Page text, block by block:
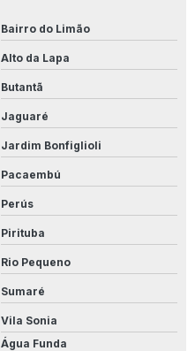
Bairro do Limão
Alto da Lapa
Butantã
Jaguaré
Jardim Bonfiglioli
Pacaembú
Perús
Pirituba
Rio Pequeno
Sumaré
Vila Sonia
Água Funda